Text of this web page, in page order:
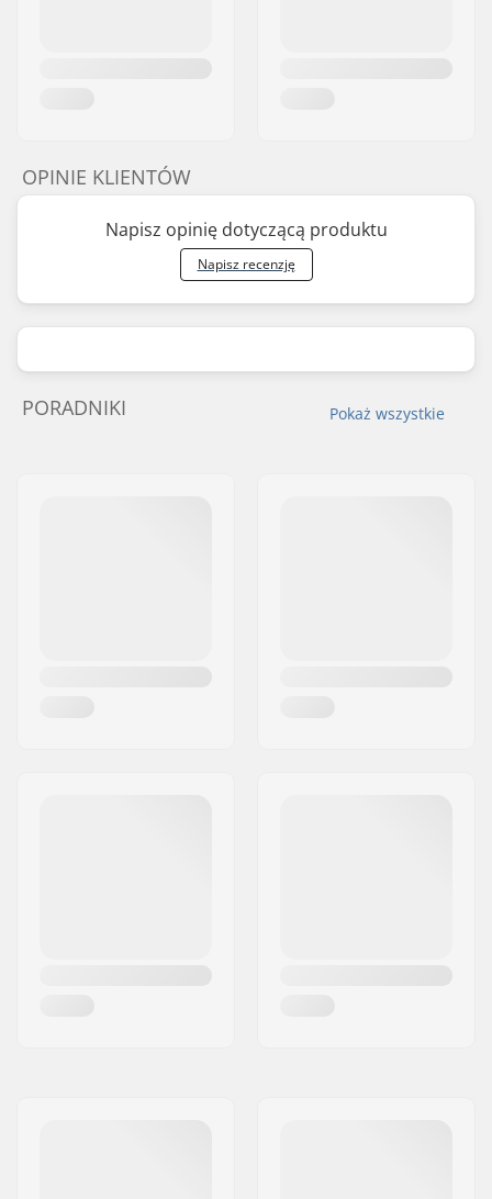
OPINIE KLIENTÓW
Napisz opinię dotyczącą produktu
Napisz recenzję
Pokaż wszystkie
PORADNIKI